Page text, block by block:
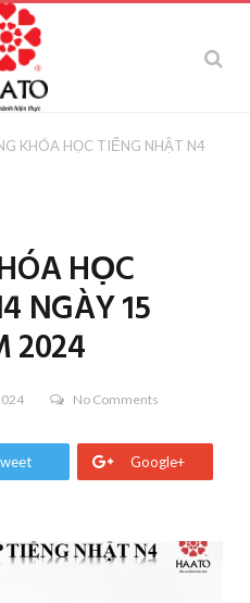
KHÓA HỌC TIẾNG NHẬT N4
HỌC
NGÀY 15
2024
No Comments
Google+